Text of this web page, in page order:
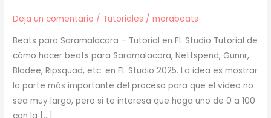
Deja un comentario / Tutoriales /morabeats
Beats para Saramalacara – Tutorial en FL Studio Tutorial de
cómo hacer beats para Saramalacara, Nettspend, Gunnr,
Bladee, Ripsquad, etc. en FL Studio 2025. La idea es mostrar
la parte más importante del proceso para que el video no
sea muy largo, pero si te interesa que haga uno de 0 a 100